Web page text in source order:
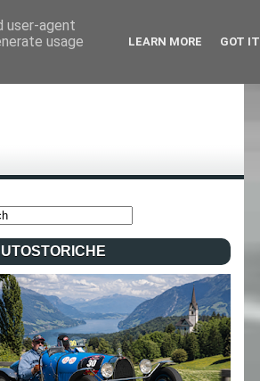
user-agent
usage
LEARN MORE GOT IT